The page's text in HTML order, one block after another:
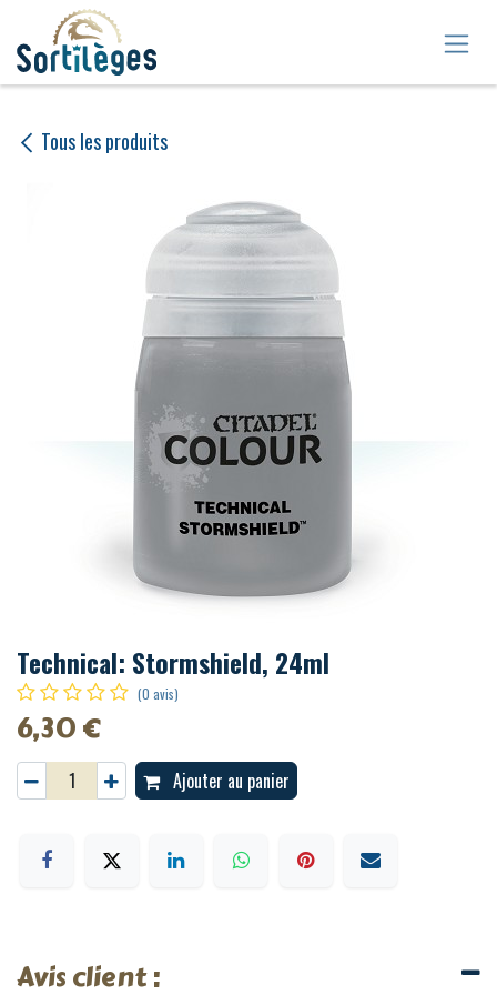
Se rendre au contenu
Tous les produits
Technical: Stormshield, 24ml
(0 avis)
6,30€
Ajouter au panier
Avis client :